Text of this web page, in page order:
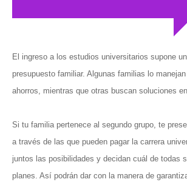
El ingreso a los estudios universitarios supone
presupuesto familiar. Algunas familias lo
ahorros, mientras que otras buscan soluciones
Si tu familia pertenece al segundo grupo, te
a través de las que pueden pagar la carrera
juntos las posibilidades y decidan cuál de todas
planes. Así podrán dar con la manera de